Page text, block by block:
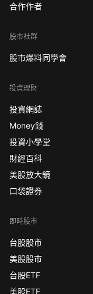
合作作者
股市社群
股市爆料同學會
投資理財
投資網誌
Money錢
投資小學堂
財經百科
美股放大鏡
口袋證券
即時股市
台股股市
美股股市
台股ETF
美股ETF